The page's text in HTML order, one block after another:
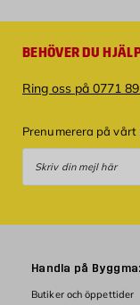
BEHÖVER DU
Ring oss på 0771
Prenumerera på
Handla på
Butiker och öppettider